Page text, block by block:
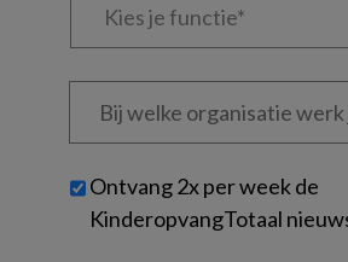
functie *
Bij
welke
organisatie
je?
Untitled
Ontvang 2x per week de
KinderopvangTotaal